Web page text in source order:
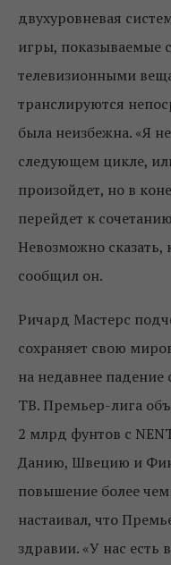
двухуровневая
игры, показываемые
телевизионными
транслируются
была неизбежна. «Я
следующем цикле,
произойдет, но в
перейдет к
Невозможно сказать,
сообщил он.
Ричард Мастерс
сохраняет свою
на недавнее падение
ТВ. Премьер-лига
2 млрд фунтов с
Данию, Швецию и
повышение более
настаивал, что
здравии. «У нас есть